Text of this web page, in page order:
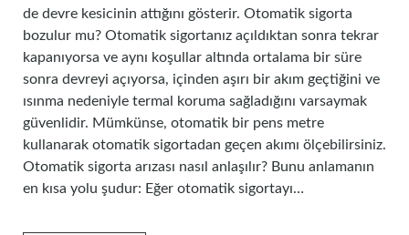
de devre kesicinin attığını gösterir. Otomatik sigorta
bozulur mu? Otomatik sigortanız açıldıktan sonra tekrar
kapanıyorsa ve aynı koşullar altında ortalama bir süre
sonra devreyi açıyorsa, içinden aşırı bir akım geçtiğini ve
ısınma nedeniyle termal koruma sağladığını varsaymak
güvenlidir. Mümkünse, otomatik bir pens metre
kullanarak otomatik sigortadan geçen akımı ölçebilirsiniz.
Otomatik sigorta arızası nasıl anlaşılır? Bunu anlamanın
en kısa yolu şudur: Eğer otomatik sigortayı…